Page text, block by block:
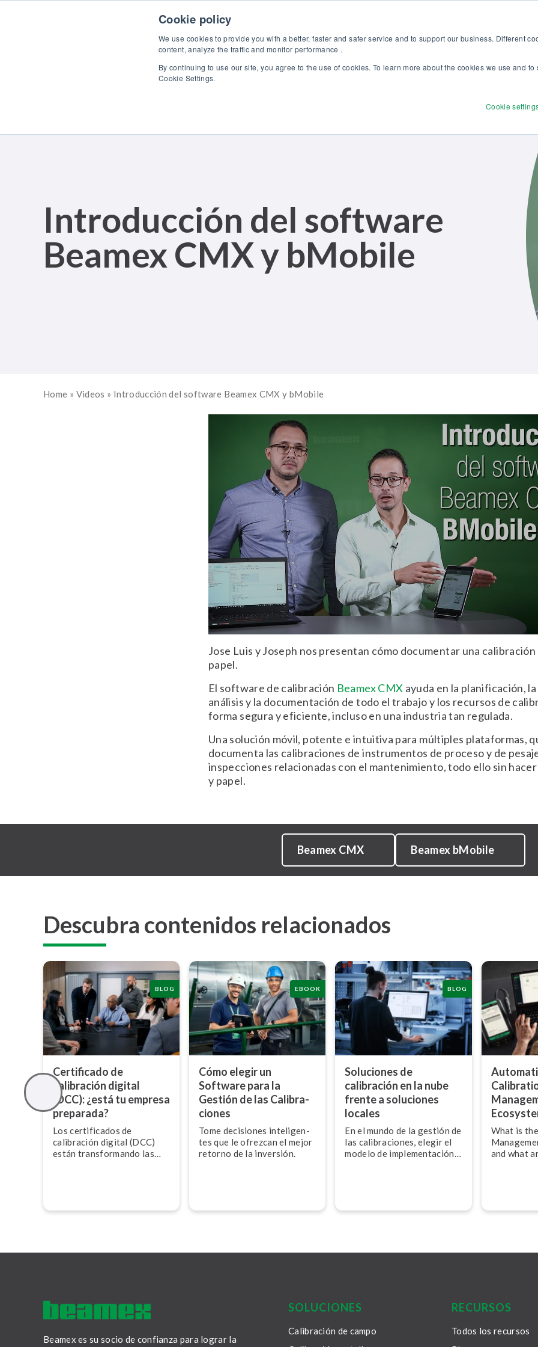
Cookie policy
We use cookies to provide you with a better, faster and safer service and to support our business. Different
content, analyze the traffic and monitor performance .
By continuing to use our site, you agree to the use of cookies. To learn more about the cookies we use and
Cookie Settings.
Cookie
Productos Soluciones Servicios
Introducción del software
Beamex CMX y bMobile
Home » Videos » Introducción del software Beamex CMX y bMobile
Jose Luis y Joseph nos presentan cómo documentar una calibración
papel.
El software de calibración Beamex CMX ayuda en la planificación,
análisis y la documentación de todo el trabajo y los recursos de
forma segura y eficiente, incluso en una industria tan regulada.
Una solución móvil, potente e intuitiva para múltiples plataformas,
documenta las calibraciones de instrumentos de proceso y de
inspecciones relacionadas con el mantenimiento, todo ello sin hacer
y papel.
Beamex CMX Beamex bMobile
Descubra contenidos relacionados
BLOG
Certificado de
calibración digital
(DCC): ¿está tu empresa
preparada?
Los ce­r­ti­fi­ca­dos de
calibración digital (DCC)
están tra­n­s­fo­r­ma­n­do las
la confianza y la eficiencia.
EBOOK
Cómo elegir un
Software para la
Gestión de las Ca­li­bra­
cio­nes
Tome decisiones in­te­li­ge­n­
tes que le ofrezcan el mejor
retorno de la inversión.
BLOG
Soluciones de
calibración en la nube
frente a soluciones
locales
En el mundo de la gestión de
las ca­li­bra­cio­nes, elegir el
modelo de im­ple­me­n­ta­ción
solución basada en la nube
What is
and what
Beamex es su socio de confianza para lograr la
SOLUCIONES
Calibración de campo
RECURSOS
Todos los recursos